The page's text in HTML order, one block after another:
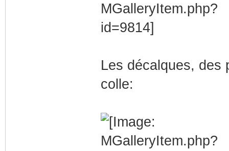
Les décalques, des
colle: